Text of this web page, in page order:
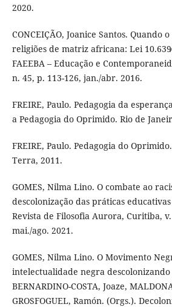
2020.
CONCEIÇÃO, Joanice Santos. Quando
religiões de matriz africana: Lei
FAEEBA – Educação e
n. 45, p. 113-126, jan./abr. 2016.
FREIRE, Paulo. Pedagogia da
a Pedagogia do Oprimido. Rio de
FREIRE, Paulo. Pedagogia do
Terra, 2011.
GOMES, Nilma Lino. O combate ao
descolonização das práticas
Revista de Filosofia Aurora, Curitiba,
mai./ago. 2021.
GOMES, Nilma Lino. O Movimento
intelectualidade negra
BERNARDINO-COSTA, Joaze,
GROSFOGUEL, Ramón. (Orgs.).